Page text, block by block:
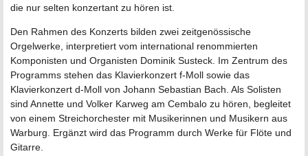
die nur selten konzertant zu hören ist.
Den Rahmen des Konzerts bilden zwei zeitgenössische
Orgelwerke, interpretiert vom international renommierten
Komponisten und Organisten Dominik Susteck. Im Zentrum des
Programms stehen das Klavierkonzert f-Moll sowie das
Klavierkonzert d-Moll von Johann Sebastian Bach. Als Solisten
sind Annette und Volker Karweg am Cembalo zu hören, begleitet
von einem Streichorchester mit Musikerinnen und Musikern aus
Warburg. Ergänzt wird das Programm durch Werke für Flöte und
Gitarre.